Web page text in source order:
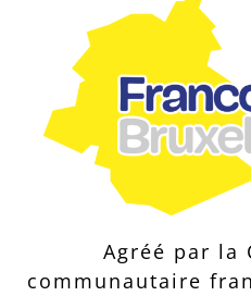
Agréé par la
communautaire